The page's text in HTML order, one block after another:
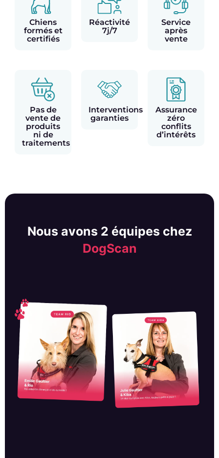
Chiens
formés et
certifiés
Réactivité
7j/7
Service
après
vente
Pas de
vente de
produits
ni de
traitements
Interventions
garanties
Assurance
zéro
conflits
d’intérêts
Nous avons 2 équipes chez
DogScan